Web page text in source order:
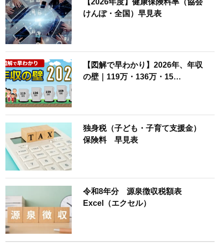
【2026年度】健康保険料率（協会
けんぽ・全国）早見表
【図解で早わかり】2026年、年収
の壁｜119万・136万・15…
独身税（子ども・子育て支援金）
保険料 早見表
令和8年分 源泉徴収税額表
Excel（エクセル）